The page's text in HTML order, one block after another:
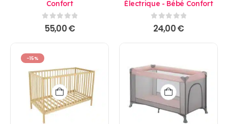
Confort
0sur 5
55,00€
Électrique - Bébé Confort
0sur 5
24,00€
-15%